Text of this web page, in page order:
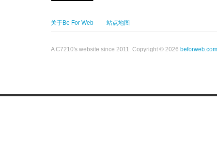
关于Be For Web 站点地图
A C7210's website since 2011. Copyright © 2026 beforweb.com